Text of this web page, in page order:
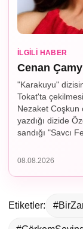
İLGILI HABER
Cenan
"Karakuyu"
Tokat'ta
Nezaket Coşkun
yazdığı dizide
sandığı "Savcı
08.08.2026
Etiketler: